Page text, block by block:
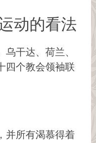
动的看法
干达、荷兰、
四个教会领袖联
并所有渴慕得着